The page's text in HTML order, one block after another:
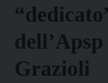
Grazioli